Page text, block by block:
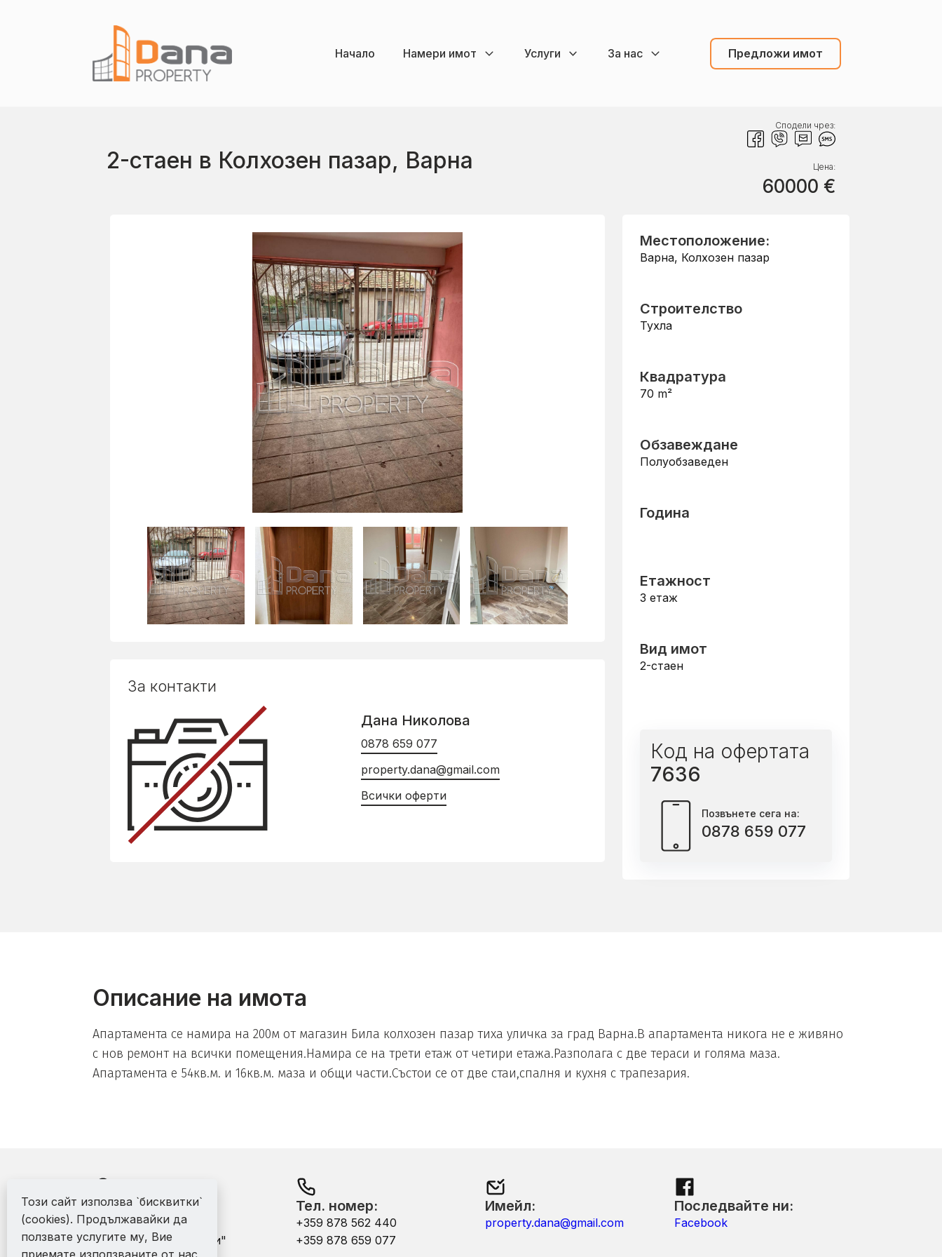
Начало Намери имот Услуги За нас Предложи имот
2-стаен в Колхозен пазар, Варна
Сподели чрез:
Цена:
60000 €
За контакти
Дана Николова
0878 659 077
property.dana@gmail.com
Всички оферти
Местоположение:
Варна, Колхозен пазар
Строителство
Тухла
Квадратура
70 m²
Обзавеждане
Полуобзаведен
Година
Етажност
3 етаж
Вид имот
2-стаен
Код на офертата
7636
Позвънете сега на:
0878 659 077
Описание на имота
Aпартамента се намира на 200м от магазин Била колхозен пазар тиха уличка за град Варна.В апартамента никога не е живяно
с нов ремонт на всички помещения.Намира се на трети етаж от четири етажа.Разполага с две тераси и голяма маза.
Апартамента е 54кв.м. и 16кв.м. маза и общи части.Състои се от две стаи,спалня и кухня с трапезария.
Адрес:
офис - гр. Варна ул.
"Никола Михайловски"
Тел. номер:
+359 878 562 440
+359 878 659 077
Имейл:
property.dana@gmail.com
Последвайте ни:
Facebook
Този сайт използва `бисквитки`
(cookies). Продължавайки да
ползвате услугите му, Вие
приемате използваните от нас